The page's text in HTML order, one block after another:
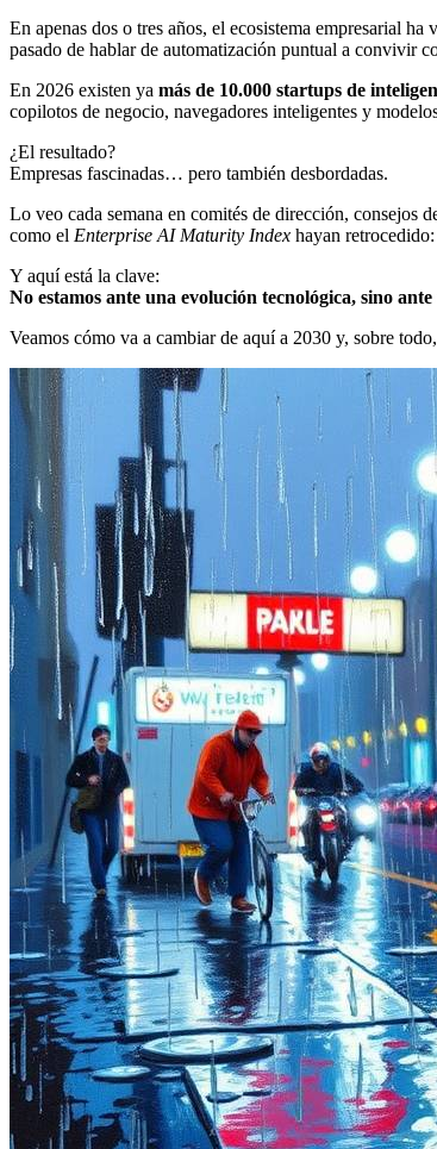
En apenas dos o tres años, el ecosistema empresarial
pasado de hablar de automatización puntual a convivir
En 2026 existen ya más de 10.000 startups de
copilotos de negocio, navegadores inteligentes y
¿El resultado?
Empresas fascinadas… pero también desbordadas.
Lo veo cada semana en comités de dirección, consejos
como el Enterprise AI Maturity Index hayan
Y aquí está la clave:
No estamos ante una evolución tecnológica, sino
Veamos cómo va a cambiar de aquí a 2030 y, sobre todo,